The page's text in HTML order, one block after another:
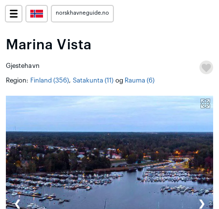
norskhavneguide.no
Marina Vista
Gjestehavn
Region: Finland (356), Satakunta (11) og Rauma (6)
❮ ❯